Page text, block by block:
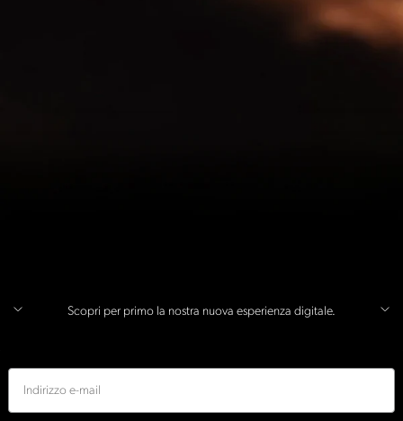
Scopri per primo la nostra nuova esperienza digitale.
E-mail